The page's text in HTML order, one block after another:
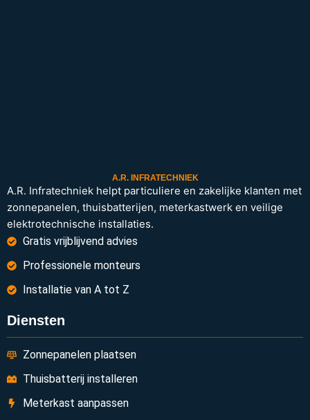
A.R. INFRATECHNIEK
A.R. Infratechniek helpt particuliere en zakelijke klanten met
zonnepanelen, thuisbatterijen, meterkastwerk en veilige
elektrotechnische installaties.
Gratis vrijblijvend advies
Professionele monteurs
Installatie van A tot Z
Diensten
Zonnepanelen plaatsen
Thuisbatterij installeren
Meterkast aanpassen